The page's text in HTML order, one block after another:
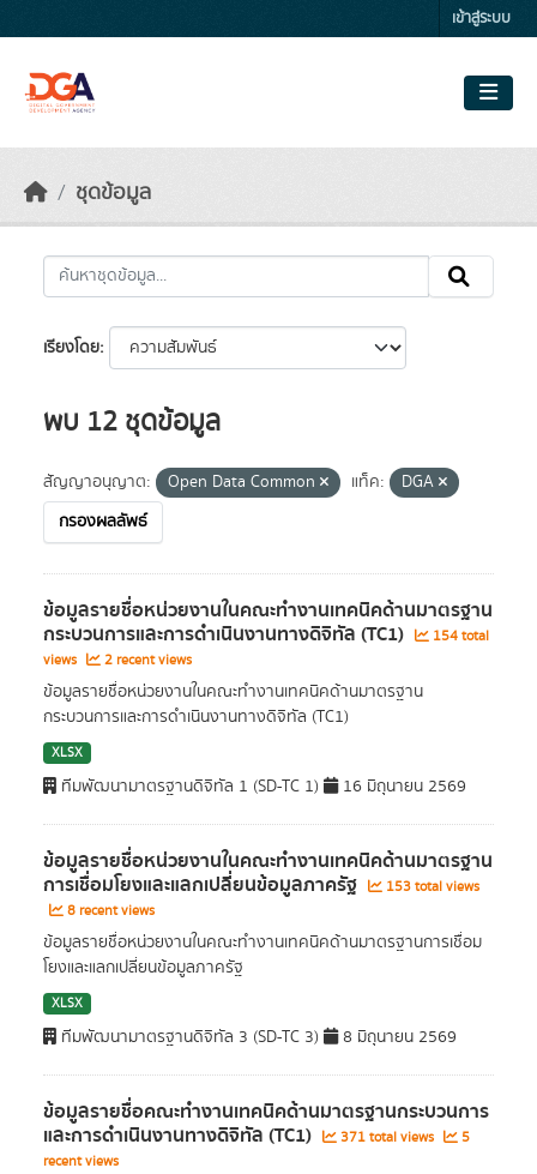
เข้าสู่ระบบ
ชุดข้อมูล
เรียงโดย
พบ 12 ชุดข้อมูล
สัญญาอนุญาต: Open Data Common แท็ค:
DGA
กรองผลลัพธ์
ข้อมูลรายชื่อหน่วยงานในคณะทำงานเทคนิคด้านมาตรฐาน
กระบวนการและการดำเนินงานทางดิจิทัล (TC1)
154 total
views
2 recent views
ข้อมูลรายชื่อหน่วยงานในคณะทำงานเทคนิคด้านมาตรฐาน
กระบวนการและการดำเนินงานทางดิจิทัล (TC1)
XLSX
ทีมพัฒนามาตรฐานดิจิทัล 1 (SD-TC 1) 16 มิถุนายน 2569
ข้อมูลรายชื่อหน่วยงานในคณะทำงานเทคนิคด้านมาตรฐาน
การเชื่อมโยงและแลกเปลี่ยนข้อมูลภาครัฐ
153 total views
8 recent views
ข้อมูลรายชื่อหน่วยงานในคณะทำงานเทคนิคด้านมาตรฐานการเชื่อม
โยงและแลกเปลี่ยนข้อมูลภาครัฐ
XLSX
ทีมพัฒนามาตรฐานดิจิทัล 3 (SD-TC 3) 8 มิถุนายน 2569
ข้อมูลรายชื่อคณะทำงานเทคนิคด้านมาตรฐานกระบวนการ
และ​การดำเนินงานทางดิจิทัล​ (TC1) 371 total views
5
recent views